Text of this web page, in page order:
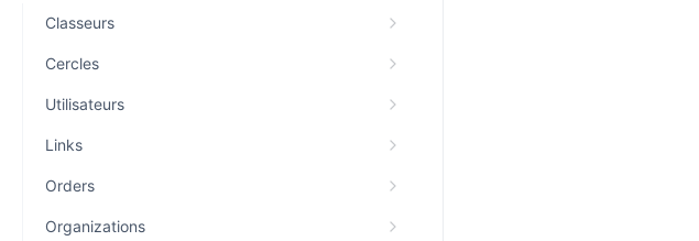
Classeurs
Cercles
Utilisateurs
Links
Orders
Organizations